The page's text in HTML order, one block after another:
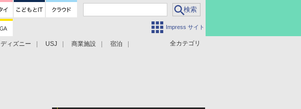
Impress サイト
全カテゴリ
ディズニー USJ 商業施設 宿泊